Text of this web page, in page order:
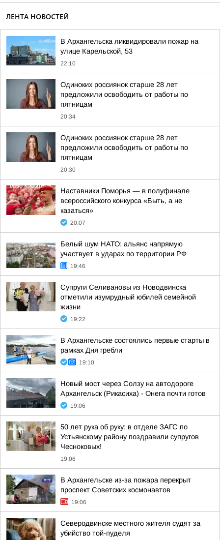
ЛЕНТА НОВОСТЕЙ
В Архангельска ликвидировали пожар на
улице Карельской, 53
22:10
Одиноких россиянок старше 28 лет
предложили освободить от работы по
пятницам
20:34
Одиноких россиянок старше 28 лет
предложили освободить от работы по
пятницам
20:30
Наставники Поморья — в полуфинале
всероссийского конкурса «Быть, а не
казаться»
20:07
Белый шум НАТО: альянс напрямую
участвует в ударах по территории РФ
19:46
Супруги Селивановы из Новодвинска
отметили изумрудный юбилей семейной
жизни
19:22
В Архангельске состоялись первые старты в
рамках Дня гребли
19:10
Новый мост через Солзу на автодороге
Архангельск (Рикасиха) - Онега почти готов
19:06
50 лет рука об руку: в отделе ЗАГС по
Устьянскому району поздравили супругов
Чесноковых!
19:06
В Архангельске из-за пожара перекрыт
проспект Советских космонавтов
19:06
Северодвинске местного жителя судят за
убийство той-пуделя